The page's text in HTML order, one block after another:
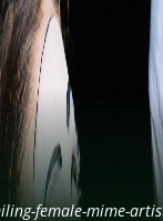
female-mime-